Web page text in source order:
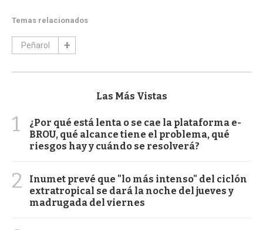
Temas relacionados
Peñarol
Las Más Vistas
1
¿Por qué está lenta o se cae la plataforma e-
BROU, qué alcance tiene el problema, qué
riesgos hay y cuándo se resolverá?
2
Inumet prevé que "lo más intenso" del ciclón
extratropical se dará la noche del jueves y
madrugada del viernes